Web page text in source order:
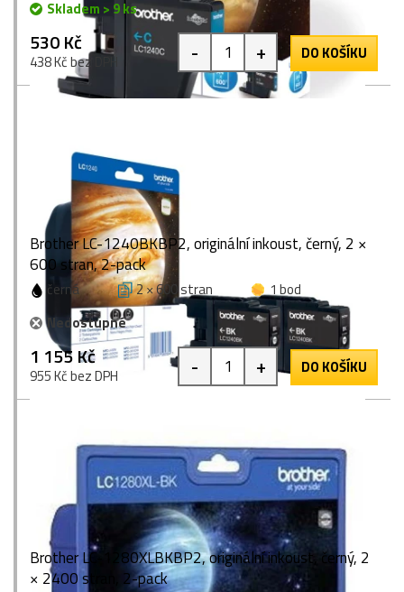
Skladem > 9 ks
530 Kč
438 Kč bez DPH - + DO KOŠÍKU
Brother LC-1240BKBP2, originální inkoust, černý, 2 ×
600 stran, 2-pack
černá 2 × 600 stran
1 bod
Nedostupné
1 155 Kč
955 Kč bez DPH - + DO KOŠÍKU
Brother LC-1280XLBKBP2, originální inkoust, černý, 2
× 2400 stran, 2-pack